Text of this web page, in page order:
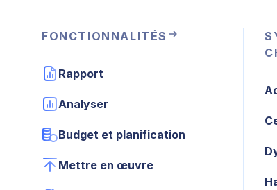
FONCTIONNALITÉS
Rapport
Analyser
Budget et planification
Mettre en œuvre